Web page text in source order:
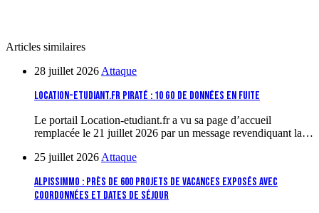
Articles similaires
28 juillet 2026 Attaque
Location-etudiant.fr piraté : 10 Go de données en fuite
Le portail Location-etudiant.fr a vu sa page d’accueil
remplacée le 21 juillet 2026 par un message revendiquant la…
25 juillet 2026 Attaque
Alpissimmo : près de 600 projets de vacances exposés avec
coordonnées et dates de séjour